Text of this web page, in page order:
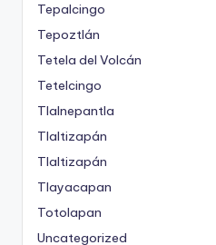
Tepalcingo
Tepoztlán
Tetela del Volcán
Tetelcingo
Tlalnepantla
Tlaltizapán
Tlaltizapán
Tlayacapan
Totolapan
Uncategorized